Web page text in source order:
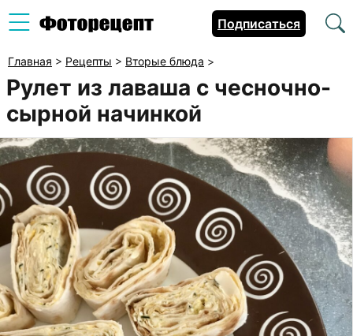
Подписаться
Главная > Рецепты > Вторые блюда >
Рулет из лаваша с чесночно-
сырной начинкой